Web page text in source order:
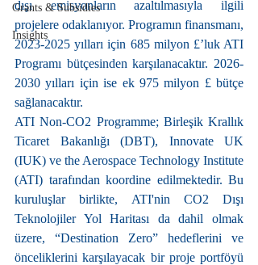
Grants & Subsidies
Insights
dışı emisyonların azaltılmasıyla ilgili
projelere odaklanıyor. Programın finansmanı,
2023-2025 yılları için 685 milyon £’luk ATI
Programı bütçesinden karşılanacaktır. 2026-
2030 yılları için ise ek 975 milyon £ bütçe
sağlanacaktır.
ATI Non-CO2 Programme; Birleşik Krallık
Ticaret Bakanlığı (DBT), Innovate UK
(IUK) ve the Aerospace Technology Institute
(ATI) tarafından koordine edilmektedir. Bu
kuruluşlar birlikte, ATI'nin CO2 Dışı
Teknolojiler Yol Haritası da dahil olmak
üzere, “Destination Zero” hedeflerini ve
önceliklerini karşılayacak bir proje portföyü